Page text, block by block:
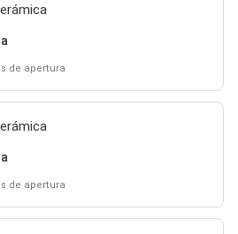
de apertura
de apertura